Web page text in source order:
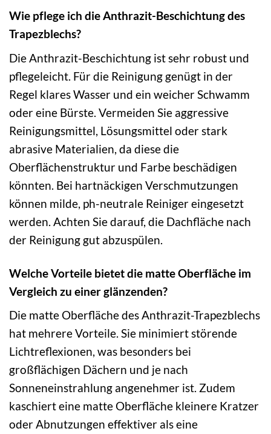
Wie pflege ich die Anthrazit-Beschichtung des
Trapezblechs?
Die Anthrazit-Beschichtung ist sehr robust und
pflegeleicht. Für die Reinigung genügt in der
Regel klares Wasser und ein weicher Schwamm
oder eine Bürste. Vermeiden Sie aggressive
Reinigungsmittel, Lösungsmittel oder stark
abrasive Materialien, da diese die
Oberflächenstruktur und Farbe beschädigen
könnten. Bei hartnäckigen Verschmutzungen
können milde, ph-neutrale Reiniger eingesetzt
werden. Achten Sie darauf, die Dachfläche nach
der Reinigung gut abzuspülen.
Welche Vorteile bietet die matte Oberfläche im
Vergleich zu einer glänzenden?
Die matte Oberfläche des Anthrazit-Trapezblechs
hat mehrere Vorteile. Sie minimiert störende
Lichtreflexionen, was besonders bei
großflächigen Dächern und je nach
Sonneneinstrahlung angenehmer ist. Zudem
kaschiert eine matte Oberfläche kleinere Kratzer
oder Abnutzungen effektiver als eine